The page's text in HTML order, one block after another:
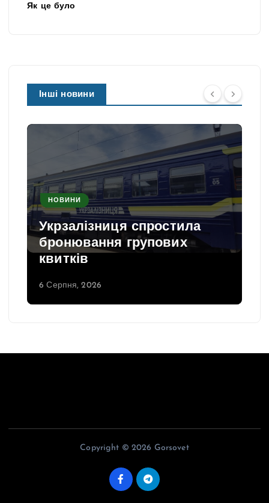
Як це було
Інші новини
НОВИНИ
Укрзалізниця спростила
бронювання групових
квитків
6 Серпня, 2026
Copyright © 2026 Gorsovet